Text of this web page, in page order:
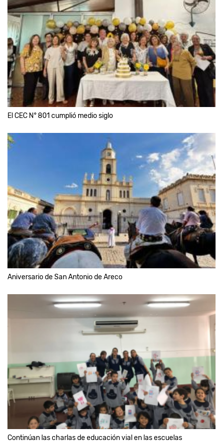
El CEC N° 801 cumplió medio siglo
Aniversario de San Antonio de Areco
Continúan las charlas de educación vial en las escuelas